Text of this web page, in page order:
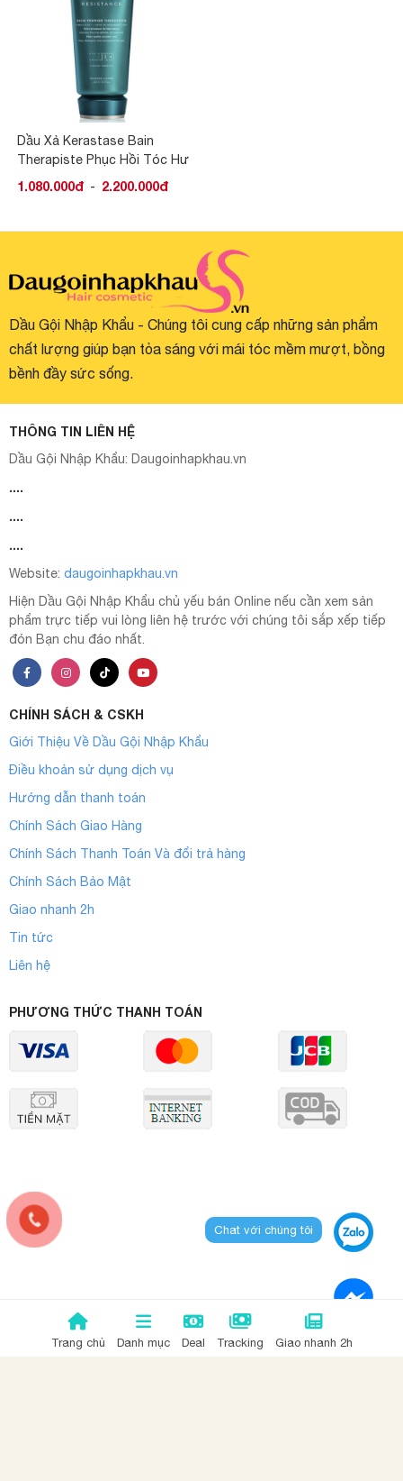
Dầu Xả Kerastase Bain
Therapiste Phục Hồi Tóc Hư
Tổn
1.080.000đ - 2.200.000đ
Dầu Gội Nhập Khẩu - Chúng tôi cung cấp những sản phẩm
chất lượng giúp bạn tỏa sáng với mái tóc mềm mượt, bồng
bềnh đầy sức sống.
THÔNG TIN LIÊN HỆ
Dầu Gội Nhập Khẩu: Daugoinhapkhau.vn
....
....
....
Website: daugoinhapkhau.vn
Hiện Dầu Gội Nhập Khẩu chủ yếu bán Online nếu cần xem sản
phẩm trực tiếp vui lòng liên hệ trước với chúng tôi sắp xếp tiếp
đón Bạn chu đáo nhất.
CHÍNH SÁCH & CSKH
Giới Thiệu Về Dầu Gội Nhập Khẩu
Điều khoản sử dụng dịch vụ
Hướng dẫn thanh toán
Chính Sách Giao Hàng
Chính Sách Thanh Toán Và đổi trả hàng
Chính Sách Bảo Mật
Giao nhanh 2h
Tin tức
Liên hệ
PHƯƠNG THỨC THANH TOÁN
Chat với chúng tôi
Trang chủ Danh mục Deal Tracking Giao nhanh 2h